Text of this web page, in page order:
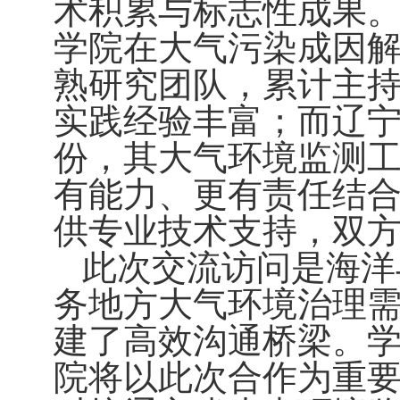
术积累与标志性成果
学院在大气污染成因
熟研究团队，累计主
实践经验丰富；而辽
份，其大气环境监测
有能力、更有责任结
供专业技术支持，双
此次交流访问是海
务地方大气环境治理
建了高效沟通桥梁。
院将以此次合作为重